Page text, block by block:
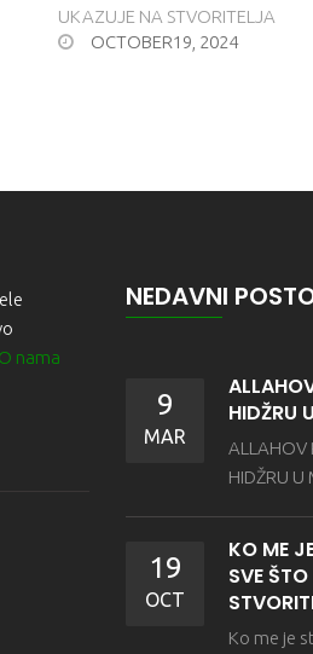
UKAZUJE NA STVORITELJA
OCTOBER19, 2024
O nama
NEDAVNI
9
MAR
HIDŽRU
ALLAHOV
HIDŽRU U
19
OCT
KO ME
SVE
Ko me je